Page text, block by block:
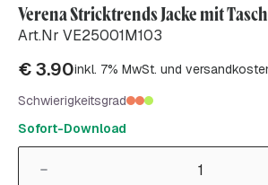
Verena Stricktrends Jacke mit
Art.Nr VE25001M103
€3.90inkl. 7% MwSt. und
Schwierigkeitsgrad
Sofort-Download